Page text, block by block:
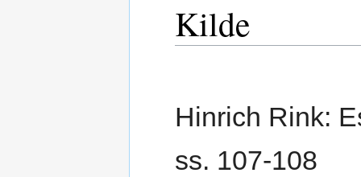
Kilde
Hinrich Rink:
ss. 107-108